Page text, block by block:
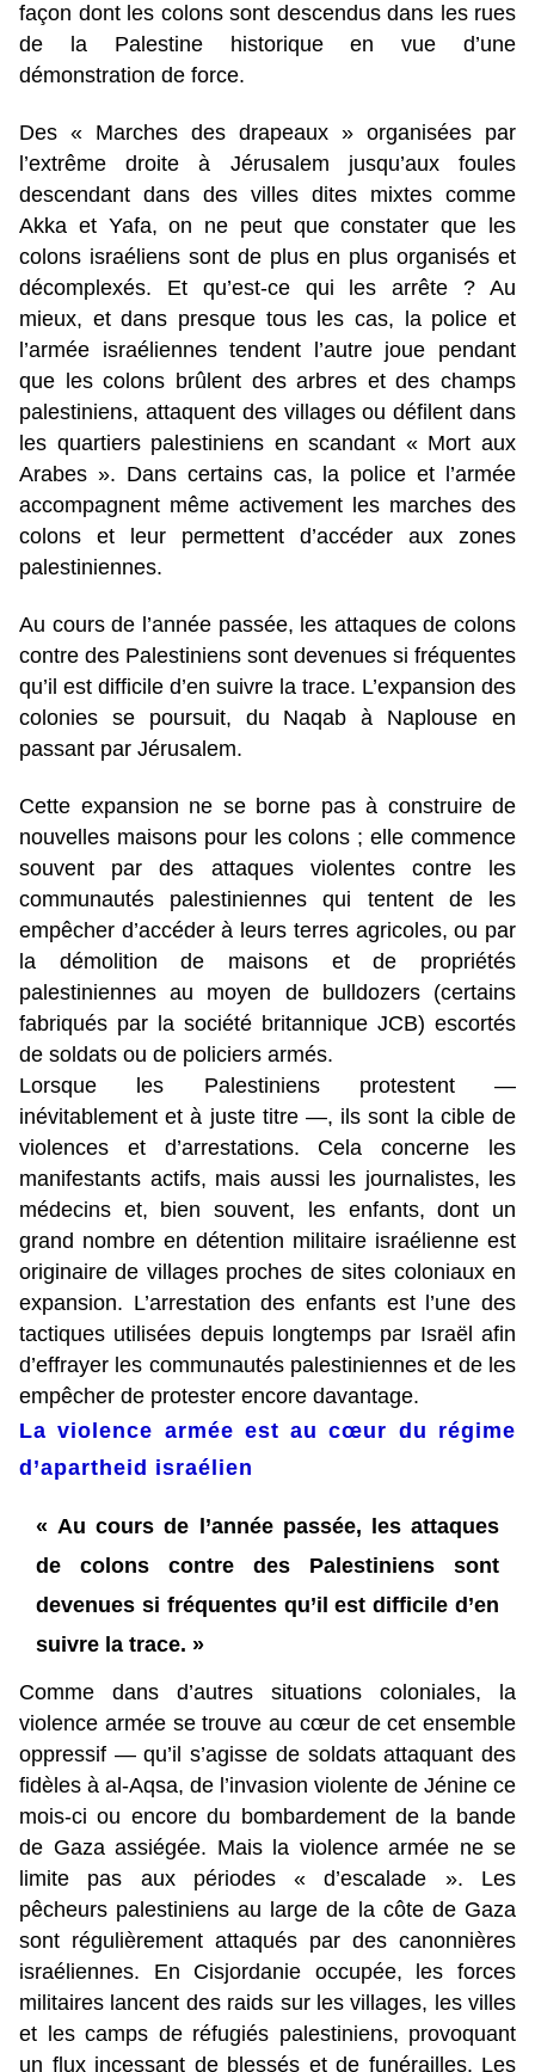
façon dont les colons sont descendus dans les rues
de la Palestine historique en vue d’une
démonstration de force.
Des « Marches des drapeaux » organisées par
l’extrême droite à Jérusalem jusqu’aux foules
descendant dans des villes dites mixtes comme
Akka et Yafa, on ne peut que constater que les
colons israéliens sont de plus en plus organisés et
décomplexés. Et qu’est-ce qui les arrête ? Au
mieux, et dans presque tous les cas, la police et
l’armée israéliennes tendent l’autre joue pendant
que les colons brûlent des arbres et des champs
palestiniens, attaquent des villages ou défilent dans
les quartiers palestiniens en scandant « Mort aux
Arabes ». Dans certains cas, la police et l’armée
accompagnent même activement les marches des
colons et leur permettent d’accéder aux zones
palestiniennes.
Au cours de l’année passée, les attaques de colons
contre des Palestiniens sont devenues si fréquentes
qu’il est difficile d’en suivre la trace. L’expansion des
colonies se poursuit, du Naqab à Naplouse en
passant par Jérusalem.
Cette expansion ne se borne pas à construire de
nouvelles maisons pour les colons ; elle commence
souvent par des attaques violentes contre les
communautés palestiniennes qui tentent de les
empêcher d’accéder à leurs terres agricoles, ou par
la démolition de maisons et de propriétés
palestiniennes au moyen de bulldozers (certains
fabriqués par la société britannique JCB) escortés
de soldats ou de policiers armés.
Lorsque les Palestiniens protestent —
inévitablement et à juste titre —, ils sont la cible de
violences et d’arrestations. Cela concerne les
manifestants actifs, mais aussi les journalistes, les
médecins et, bien souvent, les enfants, dont un
grand nombre en détention militaire israélienne est
originaire de villages proches de sites coloniaux en
expansion. L’arrestation des enfants est l’une des
tactiques utilisées depuis longtemps par Israël afin
d’effrayer les communautés palestiniennes et de les
empêcher de protester encore davantage.
La violence armée est au cœur du régime
d’apartheid israélien
« Au cours de l’année passée, les attaques
de colons contre des Palestiniens sont
devenues si fréquentes qu’il est difficile d’en
suivre la trace. »
Comme dans d’autres situations coloniales, la
violence armée se trouve au cœur de cet ensemble
oppressif — qu’il s’agisse de soldats attaquant des
fidèles à al-Aqsa, de l’invasion violente de Jénine ce
mois-ci ou encore du bombardement de la bande
de Gaza assiégée. Mais la violence armée ne se
limite pas aux périodes « d’escalade ». Les
pêcheurs palestiniens au large de la côte de Gaza
sont régulièrement attaqués par des canonnières
israéliennes. En Cisjordanie occupée, les forces
militaires lancent des raids sur les villages, les villes
et les camps de réfugiés palestiniens, provoquant
un flux incessant de blessés et de funérailles. Les